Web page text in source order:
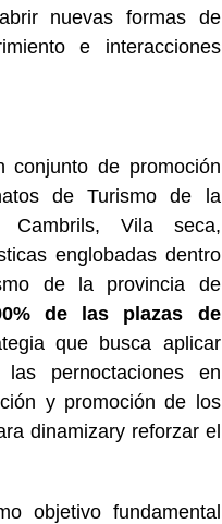
nuevas formas de
e interacciones
conjunto de promoción
de Turismo de la
Cambrils, Vila seca,
englobadas dentro
de la provincia de
de las plazas de
que busca aplicar
pernoctaciones en
y promoción de los
dinamizary reforzar el
objetivo fundamental